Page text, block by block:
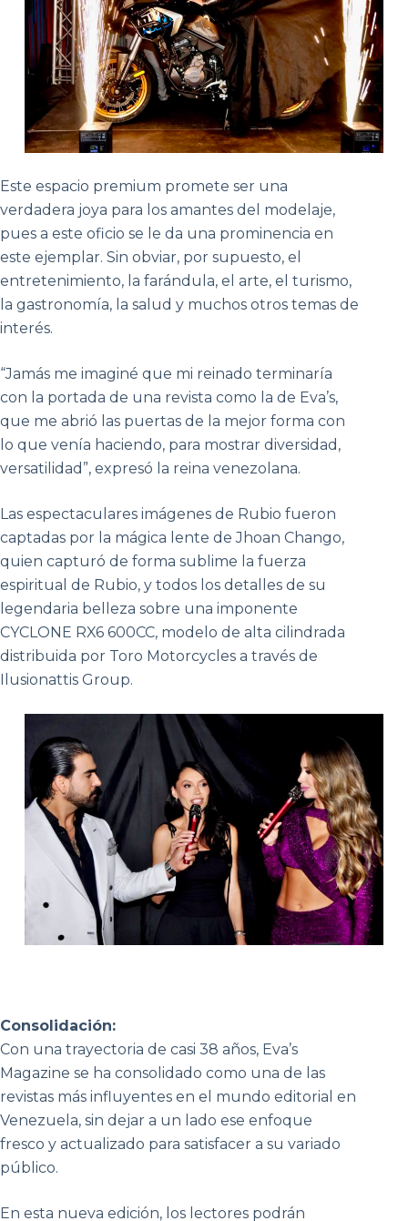
Este espacio premium promete ser una
verdadera joya para los amantes del modelaje,
pues a este oficio se le da una prominencia en
este ejemplar. Sin obviar, por supuesto, el
entretenimiento, la farándula, el arte, el turismo,
la gastronomía, la salud y muchos otros temas de
interés.
“Jamás me imaginé que mi reinado terminaría
con la portada de una revista como la de Eva’s,
que me abrió las puertas de la mejor forma con
lo que venía haciendo, para mostrar diversidad,
versatilidad”, expresó la reina venezolana.
Las espectaculares imágenes de Rubio fueron
captadas por la mágica lente de Jhoan Chango,
quien capturó de forma sublime la fuerza
espiritual de Rubio, y todos los detalles de su
legendaria belleza sobre una imponente
CYCLONE RX6 600CC, modelo de alta cilindrada
distribuida por Toro Motorcycles a través de
Ilusionattis Group.
Consolidación:
Con una trayectoria de casi 38 años, Eva’s
Magazine se ha consolidado como una de las
revistas más influyentes en el mundo editorial en
Venezuela, sin dejar a un lado ese enfoque
fresco y actualizado para satisfacer a su variado
público.
En esta nueva edición, los lectores podrán